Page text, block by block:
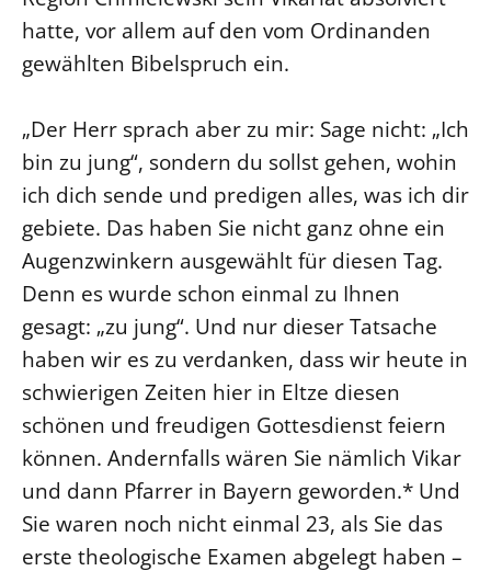
hatte, vor allem auf den vom Ordinanden
gewählten Bibelspruch ein.
„Der Herr sprach aber zu mir: Sage nicht: „Ich
bin zu jung“, sondern du sollst gehen, wohin
ich dich sende und predigen alles, was ich dir
gebiete. Das haben Sie nicht ganz ohne ein
Augenzwinkern ausgewählt für diesen Tag.
Denn es wurde schon einmal zu Ihnen
gesagt: „zu jung“. Und nur dieser Tatsache
haben wir es zu verdanken, dass wir heute in
schwierigen Zeiten hier in Eltze diesen
schönen und freudigen Gottesdienst feiern
können. Andernfalls wären Sie nämlich Vikar
und dann Pfarrer in Bayern geworden.* Und
Sie waren noch nicht einmal 23, als Sie das
erste theologische Examen abgelegt haben –
Finanzplanung
Fundraising
Corporate Design
Interventionsplan
Jahresgespräche
Kantine Speiseplan
Kirchliches Amtsblatt
Kirchliche Verwaltung
Klimaschutzgesetz
Kunstreferat
NKVK
Öffentlichkeitsarbeit
Personalausschuss
Projektmanagement
Recht